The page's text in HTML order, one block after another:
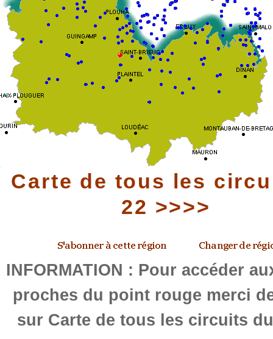
Carte de tous les
22 >>>>
INFORMATION : Pour accéder
proches du point rouge merci
sur Carte de tous les circuits